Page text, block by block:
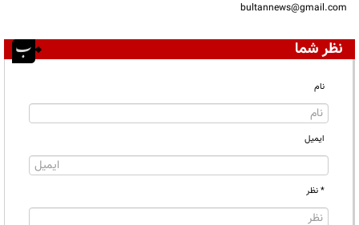
bultannews@gmail.com
نظر شما
نام
ایمیل
* نظر